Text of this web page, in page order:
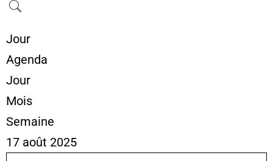
Jour
Agenda
Jour
Mois
Semaine
17 août 2025